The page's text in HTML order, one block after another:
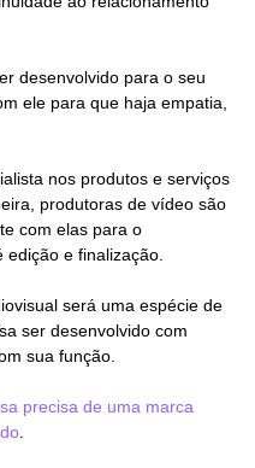
desenvolvido para o seu
ele para que haja empatia,
nos produtos e serviços
produtoras de vídeo são
com elas para o
e finalização.
será uma espécie de
ser desenvolvido com
sua função.
precisa de uma marca